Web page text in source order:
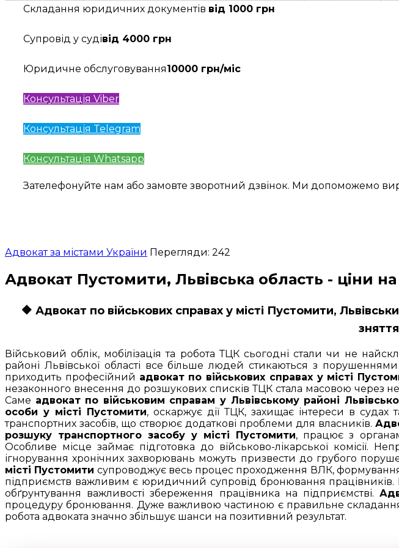
Складання юридичних документів від 1000 грн
Супровід у судівід 4000 грн
Юридичне обслуговування10000 грн/міс
Консультація Viber
Консультація Telegram
Консультація Whatsapp
Зателефонуйте нам або замовте зворотний дзвінок. Ми допоможемо
Адвокат за містами України Перегляди: 242
Адвокат Пустомити, Львівська область - ціни
🔶 Адвокат по військових справах у місті Пустомити,
Військовий облік, мобілізація та робота ТЦК сьогодні стали чи не
районі Львівської області все більше людей стикаються з
приходить професійний адвокат по військових справах у місті
незаконного внесення до розшукових списків ТЦК стала масовою через
Саме адвокат по військовим справам у Львівському районі
особи у місті Пустомити, оскаржує дії ТЦК, захищає інтереси в судах
транспортних засобів, що створює додаткові проблеми для власників.
розшуку транспортного засобу у місті Пустомити, працює з
Особливе місце займає підготовка до військово-лікарської комісії.
ігнорування хронічних захворювань можуть призвести до грубого
місті Пустомити супроводжує весь процес проходження ВЛК, формування
підприємств важливим є юридичний супровід бронювання
обґрунтування важливості збереження працівника на підприємстві.
процедуру бронювання. Дуже важливою частиною є правильне
робота адвоката значно збільшує шанси на позитивний результат.